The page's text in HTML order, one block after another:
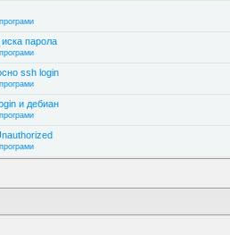
иска парола
ssh login
и дебиан